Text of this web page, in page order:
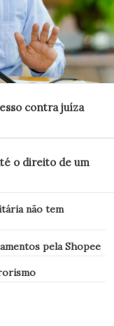
contra juíza
o direito de um
não tem
pela Shopee